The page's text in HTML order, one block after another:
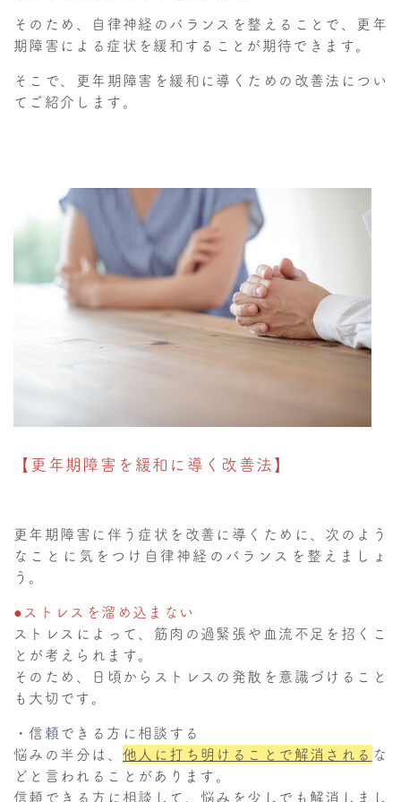
そのため、自律神経のバランスを整えることで、更年
期障害による症状を緩和することが期待できます。
そこで、更年期障害を緩和に導くための改善法につい
てご紹介します。
【更年期障害を緩和に導く改善法】
更年期障害に伴う症状を改善に導くために、次のよう
なことに気をつけ自律神経のバランスを整えましょ
う。
●ストレスを溜め込まない
ストレスによって、筋肉の過緊張や血流不足を招くこ
とが考えられます。
そのため、日頃からストレスの発散を意識づけること
も大切です。
・信頼できる方に相談する
悩みの半分は、 他人に打ち明けることで解消される な
どと言われることがあります。
信頼できる方に相談して、悩みを少しでも解消しまし